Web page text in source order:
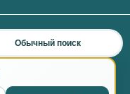
Обычный поиск